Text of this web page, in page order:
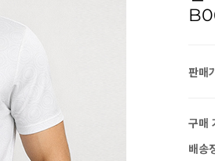
판매
구매
배송